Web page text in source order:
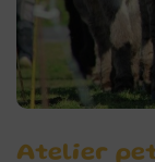
Atelier